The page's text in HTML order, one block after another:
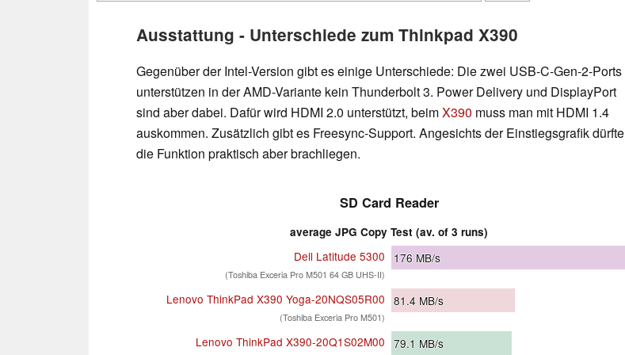
Ausstattung - Unterschiede zum Thinkpad X390
Gegenüber der Intel-Version gibt es einige Unterschiede: Die zwei USB-C-Gen-2-Ports
unterstützen in der AMD-Variante kein Thunderbolt 3. Power Delivery und DisplayPort
sind aber dabei. Dafür wird HDMI 2.0 unterstützt, beimX390 muss man mit HDMI 1.4
auskommen. Zusätzlich gibt es Freesync-Support. Angesichts der Einstiegsgrafik dürfte
die Funktion praktisch aber brachliegen.
SD Card Reader
average JPG Copy Test (av. of 3 runs)
Dell Latitude 5300
(Toshiba Exceria Pro M501 64 GB UHS-II)
176 MB/s
Lenovo ThinkPad X390 Yoga-20NQS05R00
(Toshiba Exceria Pro M501)
81.4 MB/s
Lenovo ThinkPad X390-20Q1S02M00 79.1 MB/s